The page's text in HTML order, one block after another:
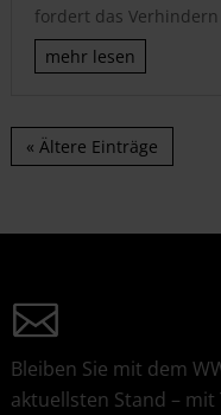
fordert das
mehr lesen
« Ältere Einträge
Bleiben Sie mit dem
aktuellsten Stand – mit